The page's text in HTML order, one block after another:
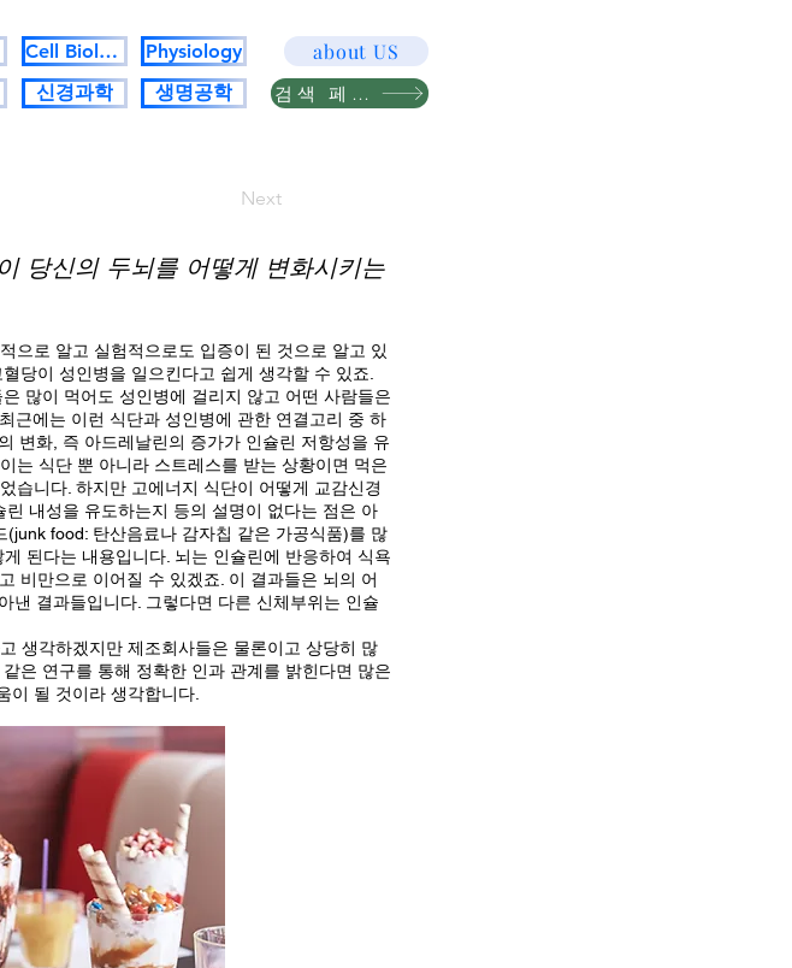
Cell Biology
Physiology
신경과학
생명공학
about US
검색 페이지
Next
당신의 두뇌를 어떻게 변화시키는
으로 알고 실험적으로도 입증이 된 것으로 알고 있
당이 성인병을 일으킨다고 쉽게 생각할 수 있죠.
많이 먹어도 성인병에 걸리지 않고 어떤 사람들은
근에는 이런 식단과 성인병에 관한 연결고리 중 하
변화, 즉 아드레날린의 증가가 인슐린 저항성을 유
는 식단 뿐 아니라 스트레스를 받는 상황이면 먹은
습니다. 하지만 고에너지 식단이 어떻게 교감신경
내성을 유도하는지 등의 설명이 없다는 점은 아
food: 탄산음료나 감자칩 같은 가공식품)를 많
된다는 내용입니다. 뇌는 인슐린에 반응하여 식욕
비만으로 이어질 수 있겠죠. 이 결과들은 뇌의 어
낸 결과들입니다. 그렇다면 다른 신체부위는 인슐
생각하겠지만 제조회사들은 물론이고 상당히 많
은 연구를 통해 정확한 인과 관계를 밝힌다면 많은
이 될 것이라 생각합니다.